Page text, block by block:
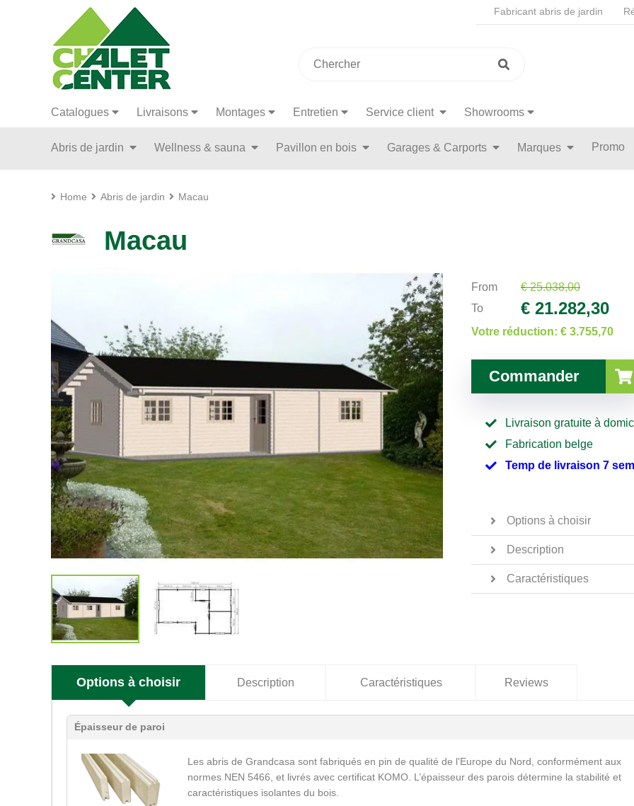
Fabricant abris de jardin
Catalogues Livraisons Montages Entretien Service client Showrooms
Abris de jardin Wellness & sauna Pavillon en bois Garages & Carports Marques Promo
Home Abris de jardin Macau
Macau
From
€ 25.038,00
To
€ 21.282,30
Votre réduction: € 3.755,70
Commander
Livraison gratuite à
Fabrication belge
Temp de livraison 7
Options à choisir
Description
Caractéristiques
Options à choisir Description Caractéristiques Reviews
Épaisseur de paroi
Les abris de Grandcasa sont fabriqués en pin de qualité de l'Europe du Nord, conformément aux
normes NEN 5466, et livrés avec certificat KOMO. L’épaisseur des parois détermine la stabilité et
caractéristiques isolantes du bois.